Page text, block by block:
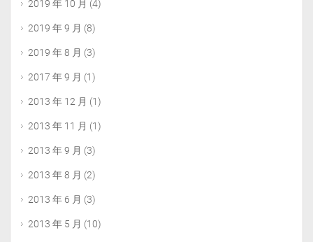
2019 年 10 月 (4)
2019 年 9 月 (8)
2019 年 8 月 (3)
2017 年 9 月 (1)
2013 年 12 月 (1)
2013 年 11 月 (1)
2013 年 9 月 (3)
2013 年 8 月 (2)
2013 年 6 月 (3)
2013 年 5 月 (10)